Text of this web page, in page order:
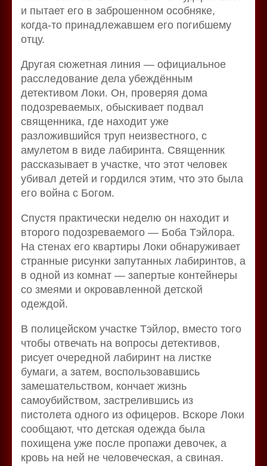
и пытает его в заброшенном особняке,
когда-то принадлежавшем его погибшему
отцу.
Другая сюжетная линия — официальное
расследование дела убеждённым
детективом Локи. Он, проверяя дома
подозреваемых, обыскивает подвал
священника, где находит уже
разложившийся труп неизвестного, с
амулетом в виде лабиринта. Священник
рассказывает в участке, что этот человек
убивал детей и гордился этим, что это была
его война с Богом.
Спустя практически неделю он находит и
второго подозреваемого — Боба Тэйлора.
На стенах его квартиры Локи обнаруживает
странные рисунки запутанных лабиринтов, а
в одной из комнат — запертые контейнеры
со змеями и окровавленной детской
одеждой.
В полицейском участке Тэйлор, вместо того
чтобы отвечать на вопросы детективов,
рисует очередной лабиринт на листке
бумаги, а затем, воспользовавшись
замешательством, кончает жизнь
самоубийством, застрелившись из
пистолета одного из офицеров. Вскоре Локи
сообщают, что детская одежда была
похищена уже после пропажи девочек, а
кровь на ней не человеческая, а свиная.